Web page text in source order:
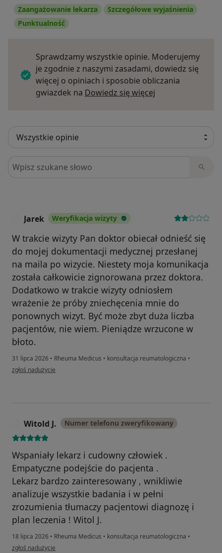
Zaangażowanie lekarza
Szczegółowe wyjaśnienia
Punktualność
Sprawdzamy wszystkie opinie. Moderujemy
je zgodnie z naszymi zasadami, dowiedz się
więcej o opiniach i sposobie obliczania
gwiazdek na Dowiedz się więcej
Szukaj w opiniach
Jarek Weryfikacja wizyty
W trakcie wizyty Pan doktor obiecał odnieść się
do mojej dokumentacji medycznej przesłanej
na maila po wizycie. Niestety moja komunikacja
została całkowicie zignorowana przez doktora.
Dodatkowo w trakcie wizyty odniosłem
wrażenie że próby zniechęcenia mnie do
ponownych wizyt. Być może zbyt duża liczba
pacjentów, nie wiem. Pieniądze wrzucone w
błoto.
31 lipca 2026 • Rheuma Medicus • konsultacja reumatologiczna •
w opinii użytkownika Jarek
zgłoś nadużycie
Witold J. Numer telefonu zweryfikowany
Wspaniały lekarz i cudowny człowiek .
Empatyczne podejście do pacjenta .
Lekarz bardzo zainteresowany , wnikliwie
analizuje wszystkie badania i w pełni
zrozumienia tłumaczy pacjentowi diagnozę i
plan leczenia ! Witol J.
18 lipca 2026 • Rheuma Medicus • konsultacja reumatologiczna •
w opinii użytkownika Witold J.
zgłoś nadużycie